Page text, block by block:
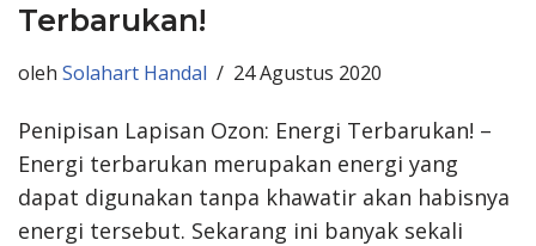
Terbarukan!
oleh Solahart Handal 24 Agustus 2020
Penipisan Lapisan Ozon: Energi Terbarukan! –
Energi terbarukan merupakan energi yang
dapat digunakan tanpa khawatir akan habisnya
energi tersebut. Sekarang ini banyak sekali